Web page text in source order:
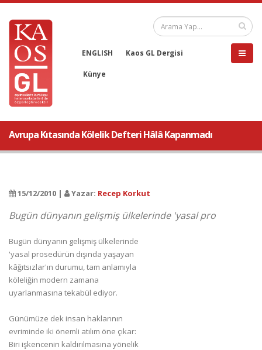
ENGLISH Kaos GL Dergisi
Künye
Avrupa Kıtasında Kölelik Defteri Hâlâ Kapanmadı
15/12/2010 | Yazar: Recep Korkut
Bugün dünyanın gelişmiş ülkelerinde 'yasal pro
Bugün dünyanın gelişmiş ülkelerinde
'yasal prosedürün dışında yaşayan
kâğıtsızlar'ın durumu, tam anlamıyla
köleliğin modern zamana
uyarlanmasına tekabül ediyor.
Günümüze dek insan haklarının
evriminde iki önemli atılım öne çıkar:
Biri işkencenin kaldırılmasına yönelik